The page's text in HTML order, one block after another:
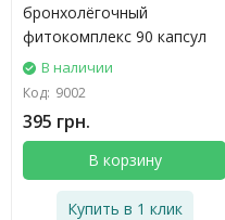
бронхолёгочный
фитокомплекс 90 капсул
В наличии
Код: 9002
395 грн.
В корзину
Купить в 1 клик